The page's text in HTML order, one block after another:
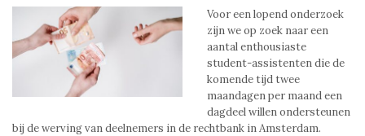
Voor een lopend onderzoek
zijn we op zoek naar een
aantal enthousiaste
student-assistenten die de
komende tijd twee
maandagen per maand een
dagdeel willen ondersteunen
bij de werving van deelnemers in de rechtbank in Amsterdam.